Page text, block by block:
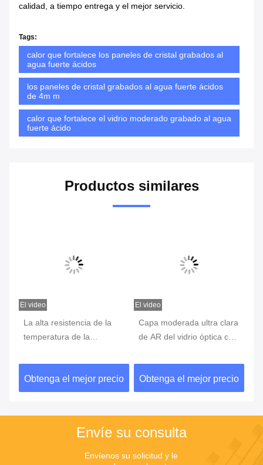
calidad, a tiempo entrega y el mejor servicio.
Tags:
calor que fortalece los paneles de cristal grabados al
agua fuerte ácidos
los paneles de cristal grabados al agua fuerte ácidos
de 4m m
calor que fortalece el vidrio moderado grabado al agua
fuerte ácido
Productos similares
El video
La alta resistencia de la
temperatura de la
para los paneles del
interruptor
Obtenga el mejor precio
El video
Capa moderada ultra clara
de AR del vidrio óptica con
blanco de la pantalla de
seda
Obtenga el mejor precio
Envíe su consulta
Envíenos su solicitud y le